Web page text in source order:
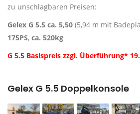
zu unschlagbaren Preisen:
Gelex G 5.5 ca. 5,50 (5,94 m mit
175PS, ca. 520kg
G 5.5 Basispreis zzgl. Überführung*
Gelex G 5.5 Doppelkonsole